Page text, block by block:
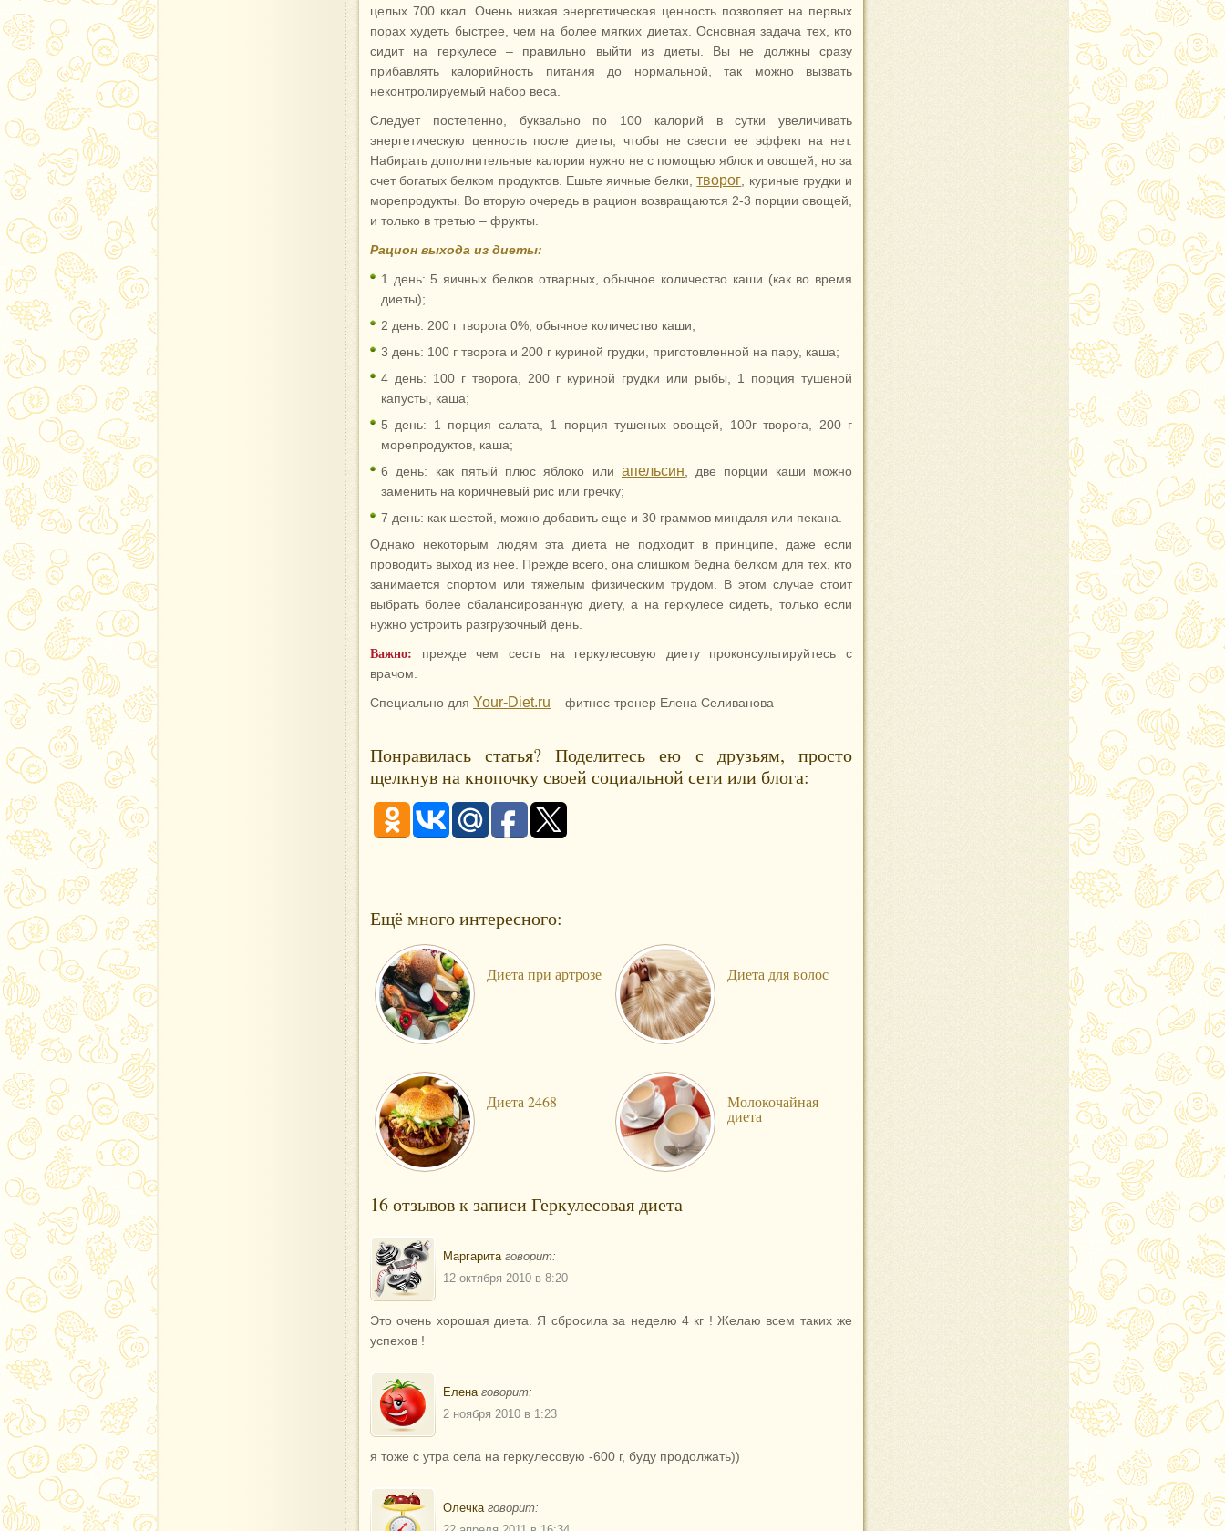
целых 700 ккал. Очень низкая энергетическая ценность позволяет на первых
порах худеть быстрее, чем на более мягких диетах. Основная задача тех, кто
сидит на геркулесе – правильно выйти из диеты. Вы не должны сразу
прибавлять калорийность питания до нормальной, так можно вызвать
неконтролируемый набор веса.
Следует постепенно, буквально по 100 калорий в сутки увеличивать
энергетическую ценность после диеты, чтобы не свести ее эффект на нет.
Набирать дополнительные калории нужно не с помощью яблок и овощей, но за
счет богатых белком продуктов. Ешьте яичные белки,творог, куриные грудки и
морепродукты. Во вторую очередь в рацион возвращаются 2-3 порции овощей,
и только в третью – фрукты.
Рацион выхода из диеты:
1 день: 5 яичных белков отварных, обычное количество каши (как во время
диеты);
2 день: 200 г творога 0%, обычное количество каши;
3 день: 100 г творога и 200 г куриной грудки, приготовленной на пару, каша;
4 день: 100 г творога, 200 г куриной грудки или рыбы, 1 порция тушеной
капусты, каша;
5 день: 1 порция салата, 1 порция тушеных овощей, 100г творога, 200 г
морепродуктов, каша;
6 день: как пятый плюс яблоко или апельсин, две порции каши можно
заменить на коричневый рис или гречку;
7 день: как шестой, можно добавить еще и 30 граммов миндаля или пекана.
Однако некоторым людям эта диета не подходит в принципе, даже если
проводить выход из нее. Прежде всего, она слишком бедна белком для тех, кто
занимается спортом или тяжелым физическим трудом. В этом случае стоит
выбрать более сбалансированную диету, а на геркулесе сидеть, только если
нужно устроить разгрузочный день.
Важно: прежде чем сесть на геркулесовую диету проконсультируйтесь с
врачом.
Специально для Your-Diet.ru – фитнес-тренер Елена Селиванова
Понравилась статья? Поделитесь ею с друзьям, просто
щелкнув на кнопочку своей социальной сети или блога:
Ещё много интересного:
Диета при артрозе Диета для волос
Диета 2468 Молокочайная
диета
16 отзывов к записи Геркулесовая диета
Маргарита говорит:
12 октября 2010 в 8:20
Это очень хорошая диета. Я сбросила за неделю 4 кг ! Желаю всем таких же
успехов !
Елена говорит:
2 ноября 2010 в 1:23
я тоже с утра села на геркулесовую -600 г, буду продолжать))
Олечка говорит: